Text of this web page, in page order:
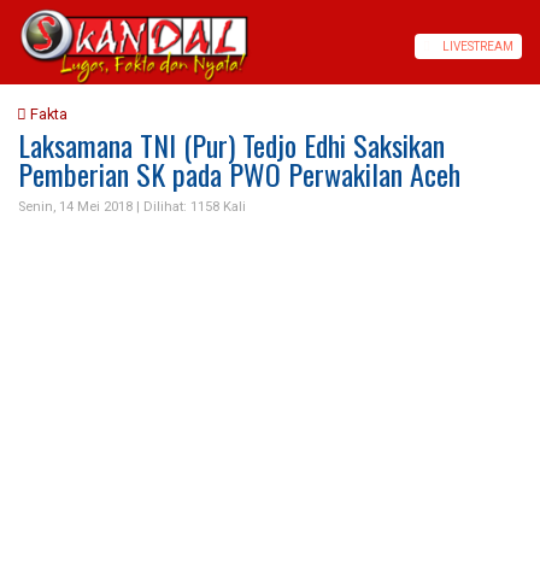
LIVESTREAM
Fakta
Laksamana TNI (Pur) Tedjo Edhi Saksikan
Pemberian SK pada PWO Perwakilan Aceh
Senin, 14 Mei 2018 | Dilihat: 1158 Kali